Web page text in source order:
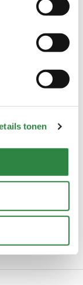
tonen
Cal